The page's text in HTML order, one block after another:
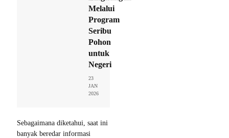
Melalui
Program
Seribu
Pohon
untuk
Negeri
23
JAN
2026
Sebagaimana diketahui, saat ini
banyak beredar informasi